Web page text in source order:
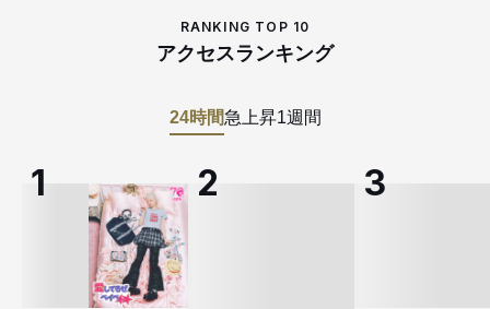
RANKING TOP 10
アクセスランキング
24時間急上昇1週間